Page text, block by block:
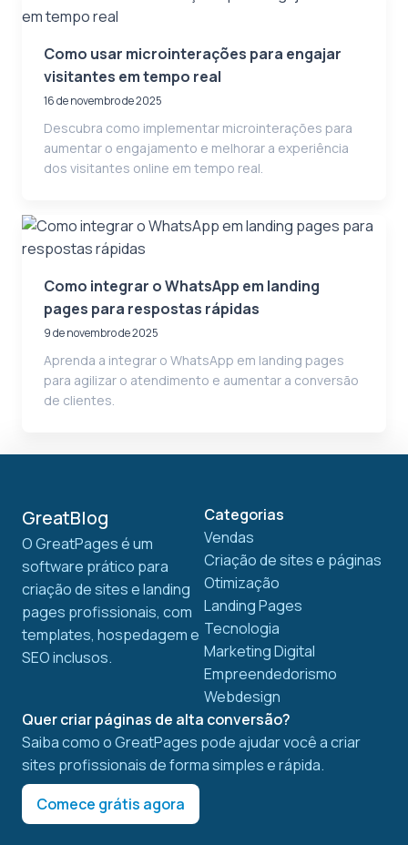
Como usar microinterações para engajar
visitantes em tempo real
16 de novembro de 2025
Descubra como implementar microinterações para
aumentar o engajamento e melhorar a experiência
dos visitantes online em tempo real.
Como integrar o WhatsApp em landing
pages para respostas rápidas
9 de novembro de 2025
Aprenda a integrar o WhatsApp em landing pages
para agilizar o atendimento e aumentar a conversão
de clientes.
GreatBlog
O GreatPages é um
software prático para
criação de sites e landing
pages profissionais, com
templates, hospedagem e
SEO inclusos.
Categorias
Vendas
Criação de sites e páginas
Otimização
Landing Pages
Tecnologia
Marketing Digital
Empreendedorismo
Webdesign
Quer criar páginas de alta conversão?
Saiba como o GreatPages pode ajudar você a criar
sites profissionais de forma simples e rápida.
Comece grátis agora